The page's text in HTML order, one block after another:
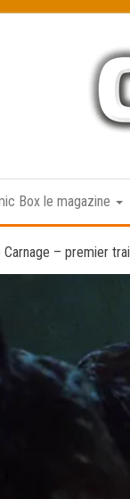
Box le magazine
– premier